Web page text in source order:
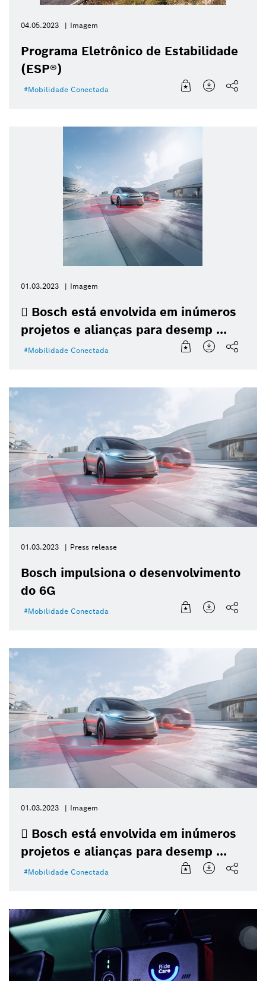
04.05.2023 Imagem
Programa Eletrônico de Estabilidade
(ESP®)
Mobilidade Conectada
01.03.2023 Imagem
 Bosch está envolvida em inúmeros
projetos e alianças para desemp ...
Mobilidade Conectada
01.03.2023 Press release
Bosch impulsiona o desenvolvimento
do 6G
Mobilidade Conectada
01.03.2023 Imagem
 Bosch está envolvida em inúmeros
projetos e alianças para desemp ...
Mobilidade Conectada